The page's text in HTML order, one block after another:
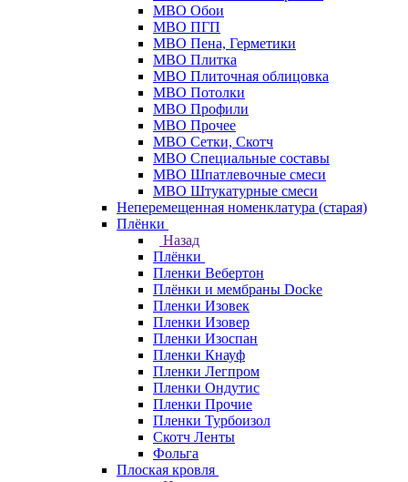
МВО Обои
МВО ПГП
МВО Пена, Герметики
МВО Плитка
МВО Плиточная облицовка
МВО Потолки
МВО Профили
МВО Прочее
МВО Сетки, Скотч
МВО Специальные составы
МВО Шпатлевочные смеси
МВО Штукатурные смеси
Неперемещенная номенклатура (старая)
Плёнки
Назад
Плёнки
Пленки Вебертон
Плёнки и мембраны Docke
Пленки Изовек
Пленки Изовер
Пленки Изоспан
Пленки Кнауф
Пленки Легпром
Пленки Ондутис
Пленки Прочие
Пленки Турбоизол
Скотч Ленты
Фольга
Плоская кровля